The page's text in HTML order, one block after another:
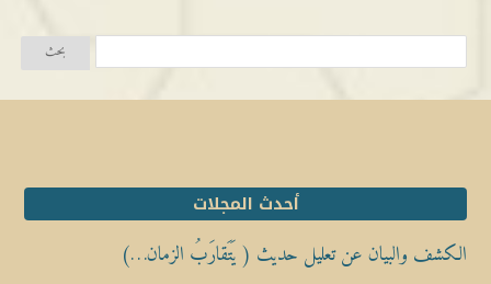
أحدث المجلات
الكشف والبيان عن تعليل حديث ( يَتَقارَبُ الزمان…)